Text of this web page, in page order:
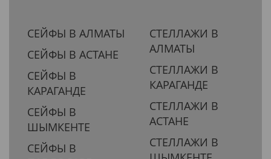
СЕЙФЫ В АЛМАТЫ
СЕЙФЫ В АСТАНЕ
СЕЙФЫ В
КАРАГАНДЕ
СЕЙФЫ В
ШЫМКЕНТЕ
СЕЙФЫ В
СТЕЛЛАЖИ В
АЛМАТЫ
СТЕЛЛАЖИ В
КАРАГАНДЕ
СТЕЛЛАЖИ В
АСТАНЕ
СТЕЛЛАЖИ В